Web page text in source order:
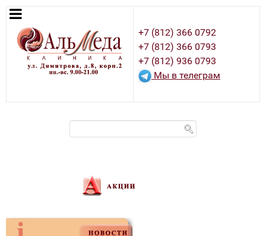
+7 (812) 366 0792
+7 (812) 366 0793
+7 (812) 936 0793
Мы в телеграм